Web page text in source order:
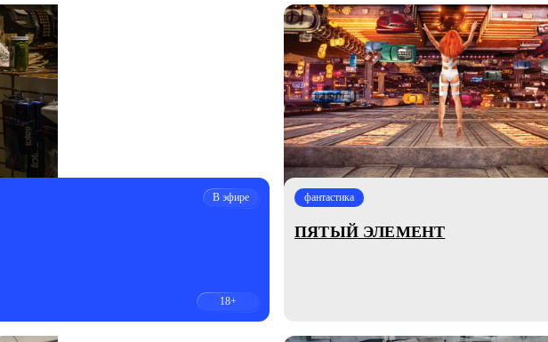
В эфире
18+
фантастика
ПЯТЫЙ ЭЛЕМЕНТ